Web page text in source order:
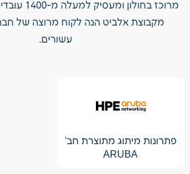
מרוכז בחולון ומעסיק למעלה מ-1400 עובדים.
מקבוצת אלביט הנה לקוח מרוצה של
עשורים.
פתרונות מיתוג מתוצרת חב'
ARUBA